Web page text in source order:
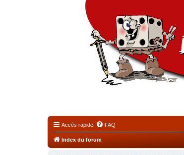
Accès rapide FAQ
Index du forum